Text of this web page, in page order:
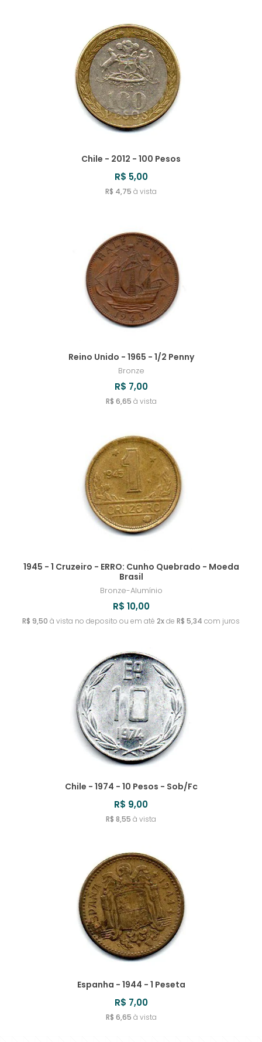
Chile - 2012 - 100 Pesos
R$ 5,00
R$ 4,75 à vista
Reino Unido - 1965 - 1/2 Penny
Bronze
R$ 7,00
R$ 6,65 à vista
1945 - 1 Cruzeiro - ERRO: Cunho Quebrado - Moeda
Brasil
Bronze-Alumínio
R$ 10,00
R$ 9,50 à vista no deposito ou em até 2xde R$ 5,34 com juros
Chile - 1974 - 10 Pesos - Sob/Fc
R$ 9,00
R$ 8,55 à vista
Espanha - 1944 - 1 Peseta
R$ 7,00
R$ 6,65 à vista